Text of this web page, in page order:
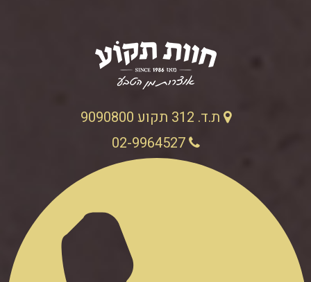
ת.ד. 312 תקוע 9090800
02-9964527